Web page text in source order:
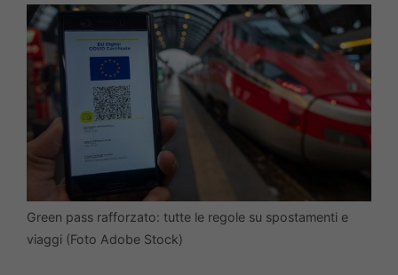
Green pass rafforzato: tutte le regole su spostamenti e
viaggi (Foto Adobe Stock)